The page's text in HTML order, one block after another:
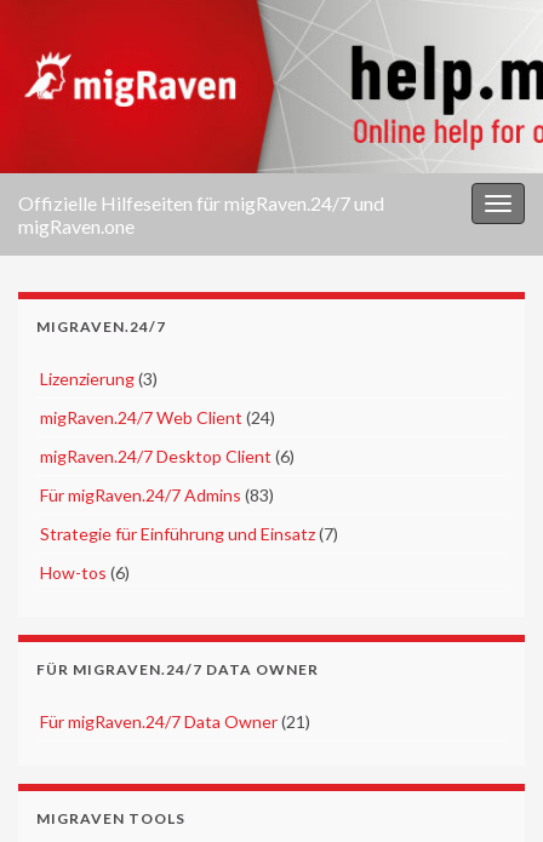
Offizielle Hilfeseiten für migRaven.24/7 und
migRaven.one
MIGRAVEN.24/7
Lizenzierung(3)
migRaven.24/7 Web Client (24)
migRaven.24/7 Desktop Client (6)
Für migRaven.24/7 Admins (83)
Strategie für Einführung und Einsatz(7)
How-tos (6)
FÜR MIGRAVEN.24/7 DATA OWNER
Für migRaven.24/7 Data Owner(21)
MIGRAVEN TOOLS